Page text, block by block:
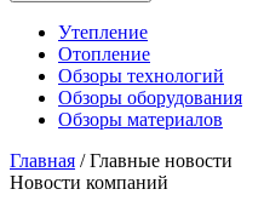
Утепление
Отопление
Обзоры технологий
Обзоры оборудования
Обзоры материалов
Главная /Главные новости
Новости компаний